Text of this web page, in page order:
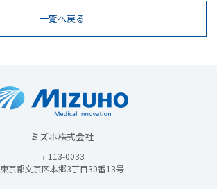
一覧へ戻る
ミズホ株式会社
〒113-0033
東京都文京区本郷3丁目30番13号